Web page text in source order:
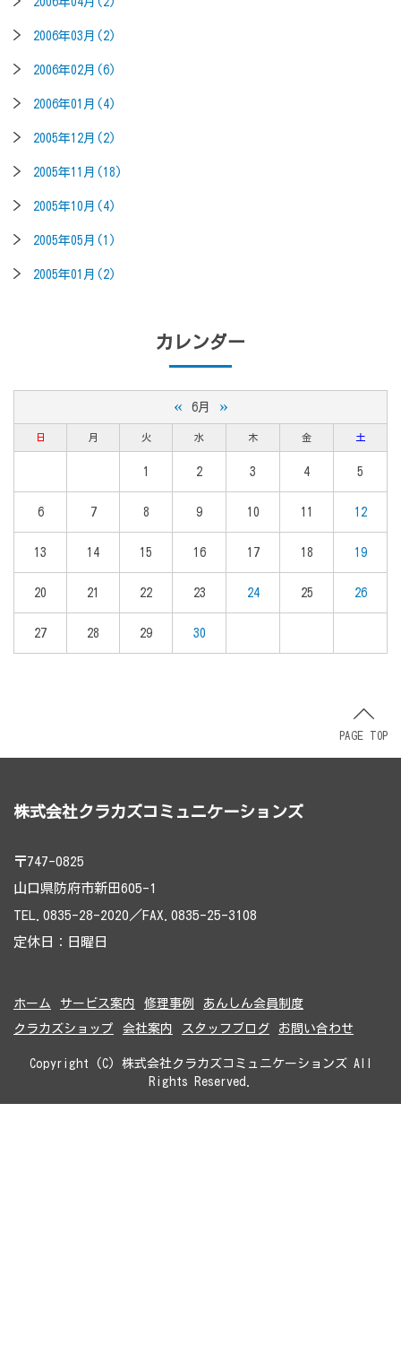
2006年03月(2)
2006年02月(6)
2006年01月(4)
2005年12月(2)
2005年11月(18)
2005年10月(4)
2005年05月(1)
2005年01月(2)
カレンダー
« 6月 »
日 月 火 水 木 金 土
1 2 3 4 5
6 7 8 9 10 11 12
13 14 15 16 17 18 19
20 21 22 23 24 25 26
27 28 29 30
PAGE TOP
株式会社クラカズコミュニケーションズ
〒747-0825
山口県防府市新田605-1
TEL.0835-28-2020／FAX.0835-25-3108
定休日：日曜日
ホーム サービス案内 修理事例
あんしん会員制度
クラカズショップ
会社案内 スタッフブログ お問い合わせ
Copyright (C) 株式会社クラカズコミュニケーションズ All
Rights Reserved.